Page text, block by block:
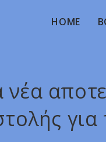
HOME
νέα